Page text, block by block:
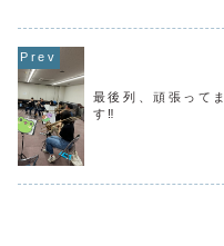
2部の曲を中心に
合わせていきまし
た♪ありがたいこと
に団員も増えて、
お部屋いっぱいで
練習中🙌今回2部
は映画音楽...
最後列、頑張ってま
す‼︎